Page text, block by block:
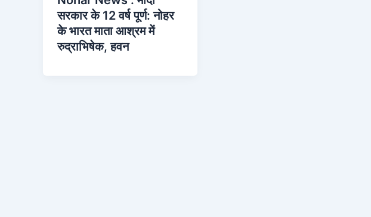
सरकार के 12 वर्ष पूर्ण: नोहर
के भारत माता आश्रम में
रुद्राभिषेक, हवन